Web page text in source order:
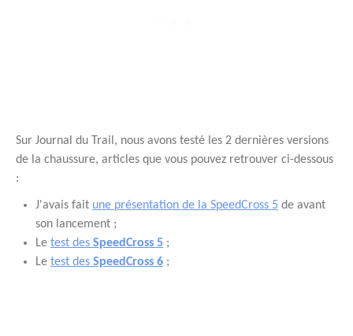
Sur Journal du Trail, nous avons testé les 2 dernières versions
de la chaussure, articles que vous pouvez retrouver ci-dessous
:
J'avais fait une présentation de la SpeedCross 5 de avant
son lancement ;
Le test des SpeedCross 5 ;
Le test des SpeedCross 6 ;